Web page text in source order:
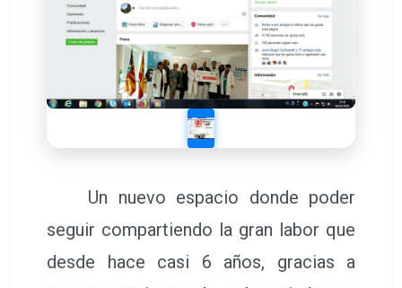
Un nuevo espacio donde poder
seguir compartiendo la gran labor que
desde hace casi 6 años, gracias a